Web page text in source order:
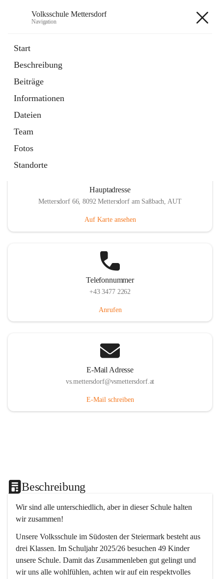
Volksschule Mettersdorf
Navigation
Start
Beschreibung
Beiträge
Informationen
Dateien
Team
Fotos
Standorte
Externe Webseite
in
Tab
Termine
Artikel
öffnet
in
neuem
Tab
Hauptadresse
Mettersdorf 66, 8092 Mettersdorf am Saßbach, AUT
Auf Karte ansehen
Telefonnummer
+43 3477 2262
Anrufen
E-Mail Adresse
vs.mettersdorf@vsmettersdorf.at
E-Mail schreiben
Beschreibung
Wir sind alle unterschiedlich, aber in dieser Schule halten
wir zusammen!
Unsere Volksschule im Südosten der Steiermark besteht aus
drei Klassen. Im Schuljahr 2025/26 besuchen 49 Kinder
unsere Schule. Damit das Zusammenleben gut gelingt und
wir uns alle wohlfühlen, achten wir auf ein respektvolles